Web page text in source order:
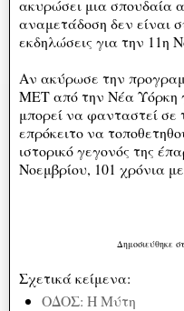
ακυρώσει μια σπουδαία
αναμετάδοση δεν είναι
εκδηλώσεις για την 11η
Αν ακύρωσε την
ΜΕΤ από την Νέα Υόρκη
μπορεί να φανταστεί σε
επρόκειτο να
ιστορικό γεγονός της
Νοεμβρίου, 101 χρόνια
Δημοσιεύθηκε
Σχετικά κείμενα:
ΟΔΟΣ: Η Μύτη